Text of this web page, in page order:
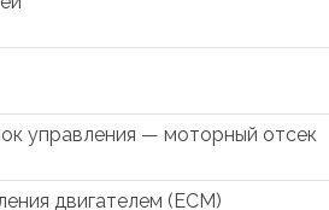
управления — моторный отсек
двигателем (ECM)